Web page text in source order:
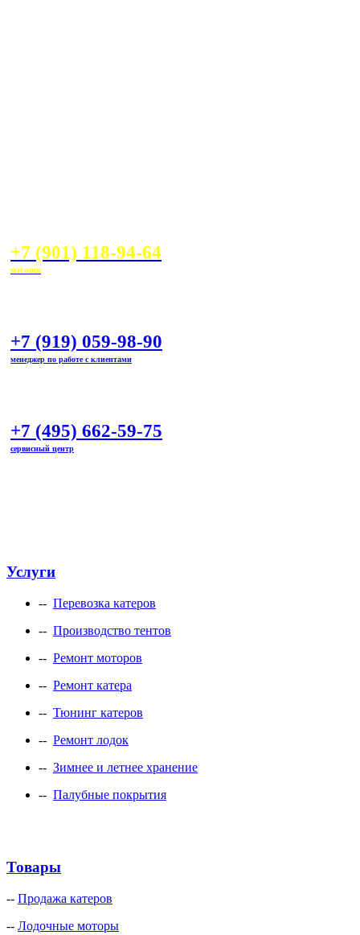
+7 (901) 118-94-64
магазин
+7 (919) 059-98-90
менеджер по работе с клиентами
+7 (495) 662-59-75
сервисный центр
Услуги
-- Перевозка катеров
-- Производство тентов
-- Ремонт моторов
-- Ремонт катера
-- Тюнинг катеров
-- Ремонт лодок
-- Зимнее и летнее хранение
-- Палубные покрытия
Товары
-- Продажа катеров
-- Лодочные моторы